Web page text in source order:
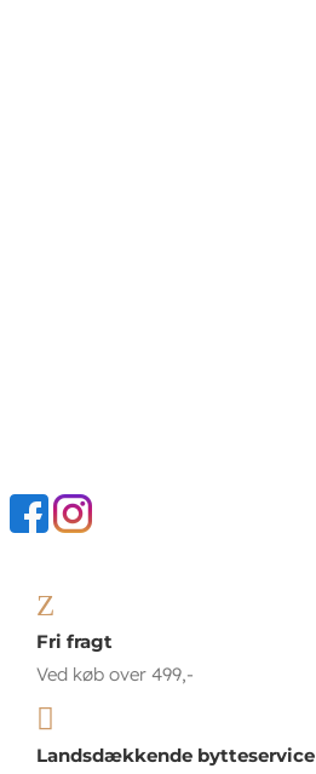
Z
Fri fragt
Ved køb over 499,-

Landsdækkende bytteservice